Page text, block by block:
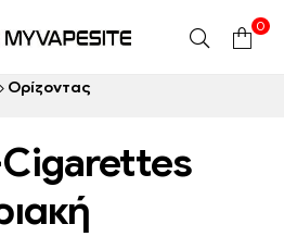
0
Ορίζοντας